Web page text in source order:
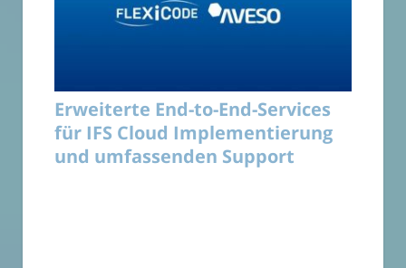
Erweiterte End-to-End-Services
für IFS Cloud Implementierung
und umfassenden Support